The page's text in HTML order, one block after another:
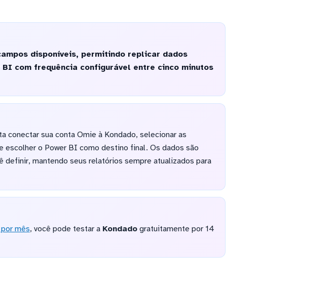
disponíveis, permitindo replicar dados
com frequência configurável entre cinco minutos
sua conta Omie à Kondado, selecionar as
o Power BI como destino final. Os dados são
mantendo seus relatórios sempre atualizados para
por mês, você pode testar a Kondadogratuitamente por 14